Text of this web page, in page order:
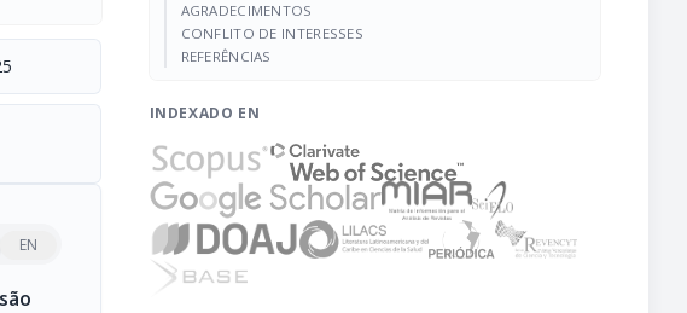
EN
AGRADECIMENTOS
CONFLITO DE INTERESSES
REFERÊNCIAS
INDEXADO EN